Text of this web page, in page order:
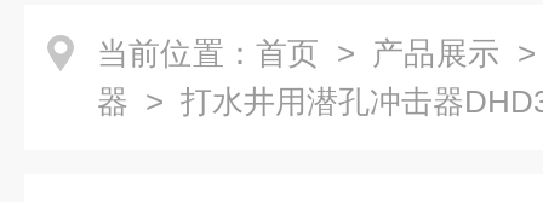
当前位置： 首页 > 产品展示
器 > 打水井用潜孔冲击器